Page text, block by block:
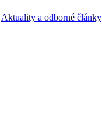
Aktuality a odborné články